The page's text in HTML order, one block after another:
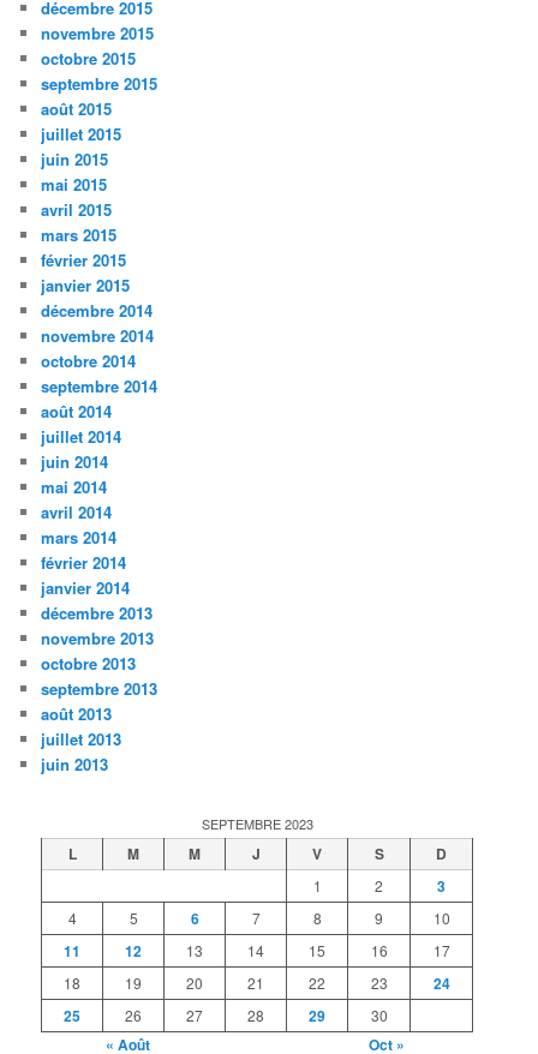
décembre 2015
novembre 2015
octobre 2015
septembre 2015
août 2015
juillet 2015
juin 2015
mai 2015
avril 2015
mars 2015
février 2015
janvier 2015
décembre 2014
novembre 2014
octobre 2014
septembre 2014
août 2014
juillet 2014
juin 2014
mai 2014
avril 2014
mars 2014
février 2014
janvier 2014
décembre 2013
novembre 2013
octobre 2013
septembre 2013
août 2013
juillet 2013
juin 2013
SEPTEMBRE 2023
L M M J V S D
1 2 3
4 5 6 7 8 9 10
11 12 13 14 15 16
17
18
19 20 21 22 23
24
25
26 27 28 29 30
« Août Oct »